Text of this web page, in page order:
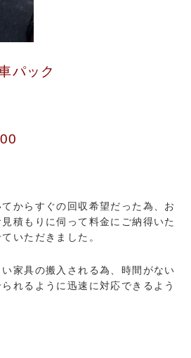
パック
からすぐの回収希望だった為、お
積もりに伺って料金にご納得いた
いただきました。
家具の搬入される為、時間がない
れるように迅速に対応できるよう